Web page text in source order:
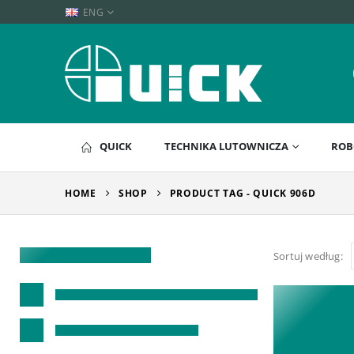
ENG
QUICK TECHNIKA LUTOWNICZA
HOME SHOP PRODUCT TAG -QUICK 906D
Sortuj według: